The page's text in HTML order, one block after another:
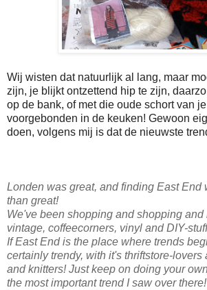
Wij wisten dat natuurlijk al lang, maar
zijn, je blijkt ontzettend hip te zijn,
op de bank, of met die oude schort van
voorgebonden in de keuken! Gewoon
doen, volgens mij is dat de nieuwste
Londen was great, and finding East End
than great!
We've been shopping and shopping and
vintage, coffeecorners, vinyl and DIY-
If East End is the place where trends
certainly trendy, with it's thriftstore-lovers
and knitters! Just keep on doing your
the most important trend I saw over there!